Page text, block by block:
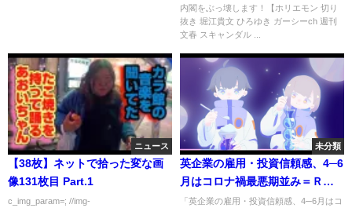
ひろゆき ガーシーch 週刊文春
スキャンダル NHK党 立花孝志
内閣をぶっ壊します！【ホリエモン 切り
抜き 堀江貴文 ひろゆき ガーシーch 週刊
文春 スキャンダル ...
ニュース
【38枚】ネットで拾った変な画
像131枚目 Part.1
c_img_param=; //img-
未分類
英企業の雇用・投資信頼感、4─6
月はコロナ禍最悪期並み＝ＲＥ
Ｃ
「英企業の雇用・投資信頼感、4─6月はコ